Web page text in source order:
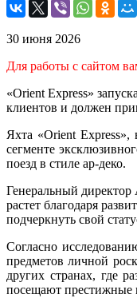
30 июня 2026
Для работы с сайтом
«Orient Express»
клиентов и должен
Яхта «Orient
сегменте
поезд в стиле ар-деко.
Генеральный директор
растет благодаря
подчеркнуть свой
Согласно
предметов личной
других странах, где
посещают престижные